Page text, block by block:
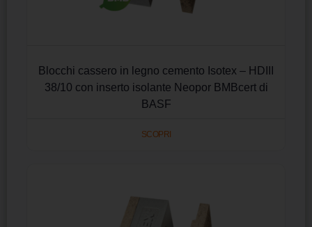
Blocchi cassero in legno cemento Isotex – HDIII
38/10 con inserto isolante Neopor BMBcert di
BASF
SCOPRI